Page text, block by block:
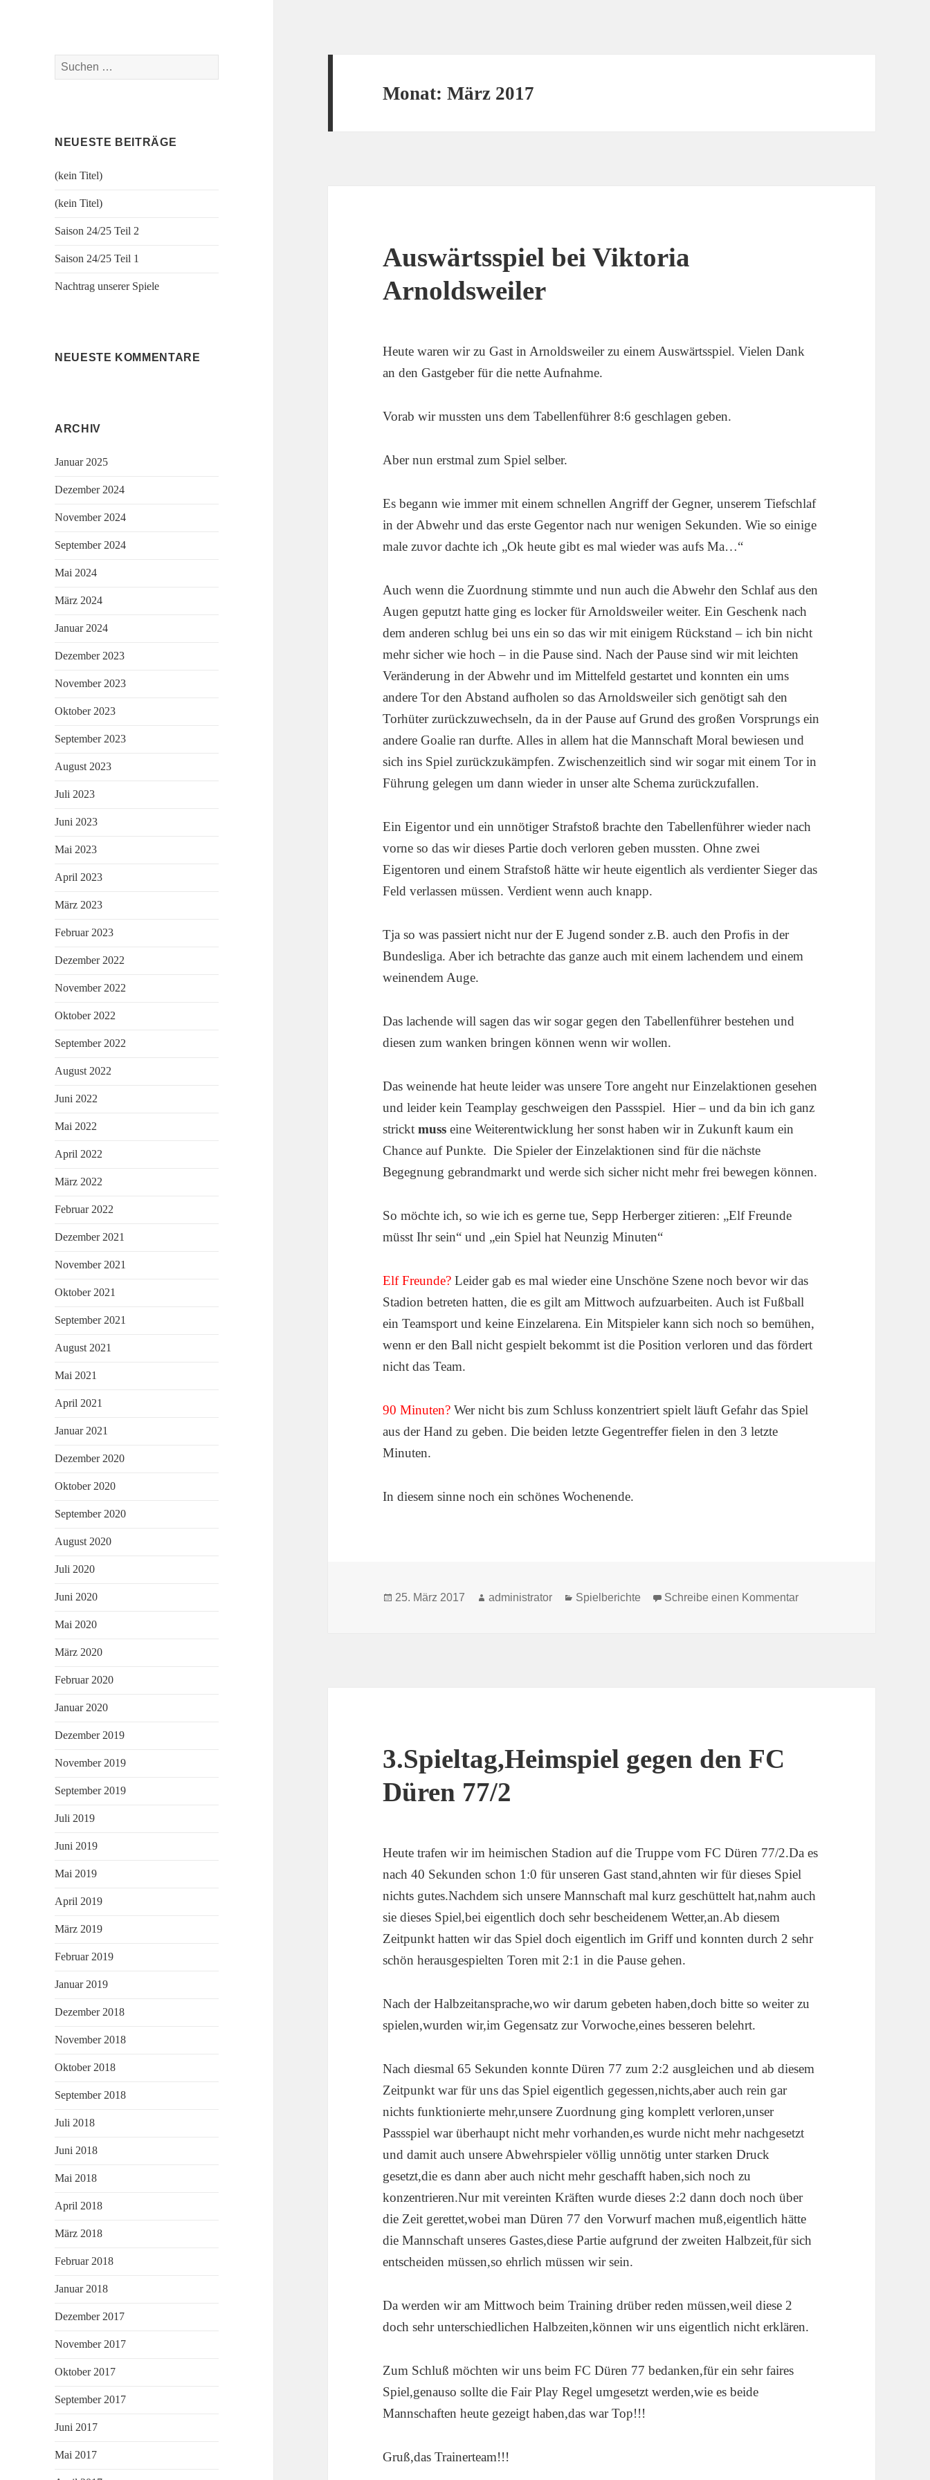
fussball.nenitschka.de
News Blog der F-Jugend
Suchen
nach:
NEUESTE BEITRÄGE
(kein Titel)
(kein Titel)
Saison 24/25 Teil 2
Saison 24/25 Teil 1
Nachtrag unserer Spiele
NEUESTE KOMMENTARE
ARCHIV
Januar 2025
Dezember 2024
November 2024
September 2024
Mai 2024
März 2024
Januar 2024
Dezember 2023
November 2023
Oktober 2023
September 2023
August 2023
Juli 2023
Juni 2023
Mai 2023
April 2023
März 2023
Februar 2023
Dezember 2022
November 2022
Oktober 2022
September 2022
August 2022
Juni 2022
Mai 2022
April 2022
März 2022
Februar 2022
Dezember 2021
November 2021
Oktober 2021
September 2021
August 2021
Mai 2021
April 2021
Januar 2021
Dezember 2020
Oktober 2020
September 2020
August 2020
Juli 2020
Juni 2020
Mai 2020
März 2020
Februar 2020
Januar 2020
Dezember 2019
November 2019
September 2019
Juli 2019
Juni 2019
Mai 2019
April 2019
März 2019
Februar 2019
Januar 2019
Dezember 2018
November 2018
Oktober 2018
September 2018
Juli 2018
Juni 2018
Mai 2018
April 2018
März 2018
Februar 2018
Januar 2018
Dezember 2017
November 2017
Oktober 2017
September 2017
Juni 2017
Mai 2017
Monat:März 2017
Auswärtsspiel bei Viktoria
Arnoldsweiler
Heute waren wir zu Gast in Arnoldsweiler zu einem Auswärtsspiel. Vielen Dank
an den Gastgeber für die nette Aufnahme.
Vorab wir mussten uns dem Tabellenführer 8:6 geschlagen geben.
Aber nun erstmal zum Spiel selber.
Es begann wie immer mit einem schnellen Angriff der Gegner, unserem Tiefschlaf
in der Abwehr und das erste Gegentor nach nur wenigen Sekunden. Wie so einige
male zuvor dachte ich „Ok heute gibt es mal wieder was aufs Ma…“
Auch wenn die Zuordnung stimmte und nun auch die Abwehr den Schlaf aus den
Augen geputzt hatte ging es locker für Arnoldsweiler weiter. Ein Geschenk nach
dem anderen schlug bei uns ein so das wir mit einigem Rückstand – ich bin nicht
mehr sicher wie hoch – in die Pause sind. Nach der Pause sind wir mit leichten
Veränderung in der Abwehr und im Mittelfeld gestartet und konnten ein ums
andere Tor den Abstand aufholen so das Arnoldsweiler sich genötigt sah den
Torhüter zurückzuwechseln, da in der Pause auf Grund des großen Vorsprungs ein
andere Goalie ran durfte. Alles in allem hat die Mannschaft Moral bewiesen und
sich ins Spiel zurückzukämpfen. Zwischenzeitlich sind wir sogar mit einem Tor in
Führung gelegen um dann wieder in unser alte Schema zurückzufallen.
Ein Eigentor und ein unnötiger Strafstoß brachte den Tabellenführer wieder nach
vorne so das wir dieses Partie doch verloren geben mussten. Ohne zwei
Eigentoren und einem Strafstoß hätte wir heute eigentlich als verdienter Sieger das
Feld verlassen müssen. Verdient wenn auch knapp.
Tja so was passiert nicht nur der E Jugend sonder z.B. auch den Profis in der
Bundesliga. Aber ich betrachte das ganze auch mit einem lachendem und einem
weinendem Auge.
Das lachende will sagen das wir sogar gegen den Tabellenführer bestehen und
diesen zum wanken bringen können wenn wir wollen.
Das weinende hat heute leider was unsere Tore angeht nur Einzelaktionen gesehen
und leider kein Teamplay geschweigen den Passspiel. Hier – und da bin ich ganz
stricktmusseine Weiterentwicklung her sonst haben wir in Zukunft kaum ein
Chance auf Punkte. Die Spieler der Einzelaktionen sind für die nächste
Begegnung gebrandmarkt und werde sich sicher nicht mehr frei bewegen können.
So möchte ich, so wie ich es gerne tue, Sepp Herberger zitieren: „Elf Freunde
müsst Ihr sein“ und „ein Spiel hat Neunzig Minuten“
Elf Freunde? Leider gab es mal wieder eine Unschöne Szene noch bevor wir das
Stadion betreten hatten, die es gilt am Mittwoch aufzuarbeiten. Auch ist Fußball
ein Teamsport und keine Einzelarena. Ein Mitspieler kann sich noch so bemühen,
wenn er den Ball nicht gespielt bekommt ist die Position verloren und das fördert
nicht das Team.
90 Minuten? Wer nicht bis zum Schluss konzentriert spielt läuft Gefahr das Spiel
aus der Hand zu geben. Die beiden letzte Gegentreffer fielen in den 3 letzte
Minuten.
In diesem sinne noch ein schönes Wochenende.
Veröffentlicht
25. März 2017 Autor
administrator Kategorien
Spielberichte Schreibe einen Kommentarzu Auswärtsspiel bei
3.Spieltag,Heimspiel gegen den FC
Düren 77/2
Heute trafen wir im heimischen Stadion auf die Truppe vom FC Düren 77/2.Da es
nach 40 Sekunden schon 1:0 für unseren Gast stand,ahnten wir für dieses Spiel
nichts gutes.Nachdem sich unsere Mannschaft mal kurz geschüttelt hat,nahm auch
sie dieses Spiel,bei eigentlich doch sehr bescheidenem Wetter,an.Ab diesem
Zeitpunkt hatten wir das Spiel doch eigentlich im Griff und konnten durch 2 sehr
schön herausgespielten Toren mit 2:1 in die Pause gehen.
Nach der Halbzeitansprache,wo wir darum gebeten haben,doch bitte so weiter zu
spielen,wurden wir,im Gegensatz zur Vorwoche,eines besseren belehrt.
Nach diesmal 65 Sekunden konnte Düren 77 zum 2:2 ausgleichen und ab diesem
Zeitpunkt war für uns das Spiel eigentlich gegessen,nichts,aber auch rein gar
nichts funktionierte mehr,unsere Zuordnung ging komplett verloren,unser
Passspiel war überhaupt nicht mehr vorhanden,es wurde nicht mehr nachgesetzt
und damit auch unsere Abwehrspieler völlig unnötig unter starken Druck
gesetzt,die es dann aber auch nicht mehr geschafft haben,sich noch zu
konzentrieren.Nur mit vereinten Kräften wurde dieses 2:2 dann doch noch über
die Zeit gerettet,wobei man Düren 77 den Vorwurf machen muß,eigentlich hätte
die Mannschaft unseres Gastes,diese Partie aufgrund der zweiten Halbzeit,für sich
entscheiden müssen,so ehrlich müssen wir sein.
Da werden wir am Mittwoch beim Training drüber reden müssen,weil diese 2
doch sehr unterschiedlichen Halbzeiten,können wir uns eigentlich nicht erklären.
Zum Schluß möchten wir uns beim FC Düren 77 bedanken,für ein sehr faires
Spiel,genauso sollte die Fair Play Regel umgesetzt werden,wie es beide
Mannschaften heute gezeigt haben,das war Top!!!
Gruß,das Trainerteam!!!